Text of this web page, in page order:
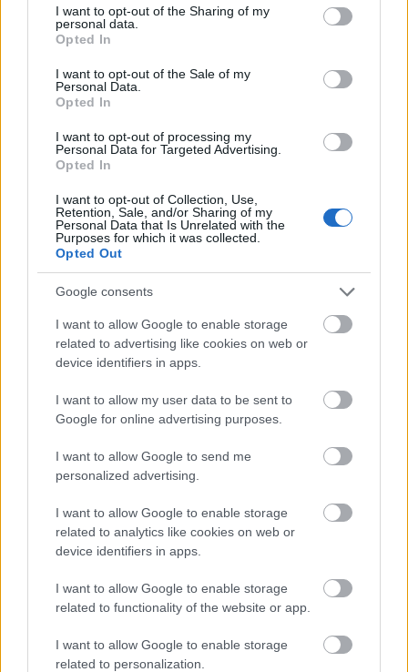
not limited to your visit or usage behaviour. You may click to
grant or deny consent to Google and its third-party tags to
use your data for below specified purposes in below Google
consent section.
I want to opt-out of the Sharing of my
personal data.
Opted In
I want to opt-out of the Sale of my
Personal Data.
Opted In
I want to opt-out of processing my
Personal Data for Targeted Advertising.
Opted In
I want to opt-out of Collection, Use,
Retention, Sale, and/or Sharing of my
Personal Data that Is Unrelated with the
Purposes for which it was collected.
Opted Out
Google consents
I want to allow Google to enable storage
related to advertising like cookies on web or
device identifiers in apps.
I want to allow my user data to be sent to
Google for online advertising purposes.
I want to allow Google to send me
personalized advertising.
I want to allow Google to enable storage
related to analytics like cookies on web or
device identifiers in apps.
I want to allow Google to enable storage
related to functionality of the website or app.
I want to allow Google to enable storage
related to personalization.
Ο πόλεμος στη Μέση Ανατολή οδήγησε σε
αιφνίδια αναταραχή της αγοράς με το ντε φάκτο
κλείσιμο των στενών του Ορμούζ σε πλοία
μεταφοράς LNG.
«Η παγκόσμια παραγωγή μειώθηκε 8% σε
ετήσια βάση, με ισχυρή μείωση των εξαγωγών
από το Κατάρ και τα Ηνωμένα Αραβικά
Εμιράτα», η οποία αντισταθμίστηκε μόνο εν
μέρει από την αύξηση της παραγωγής σε άλλες
περιοχές του κόσμου.
Η διαταραχή «άρχισε να επεκτείνεται μέσω των
παγκόσμιων αλυσίδων εφοδιασμού», και οι
πιο έντονη μείωση να παρατηρείται τον Απρίλιο».